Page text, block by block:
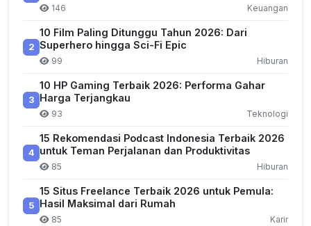
146 Keuangan
2
10 Film Paling Ditunggu Tahun 2026: Dari
Superhero hingga Sci-Fi Epic
99 Hiburan
3
10 HP Gaming Terbaik 2026: Performa Gahar
Harga Terjangkau
93 Teknologi
4
15 Rekomendasi Podcast Indonesia Terbaik 2026
untuk Teman Perjalanan dan Produktivitas
85 Hiburan
5
15 Situs Freelance Terbaik 2026 untuk Pemula:
Hasil Maksimal dari Rumah
85 Karir